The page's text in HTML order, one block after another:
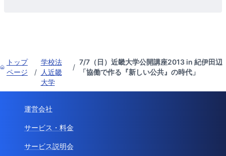
トップ
ページ
/
学校法
人近畿
大学
/
7/7（日）近畿大学公開講座2013 in 紀伊田辺
「協働で作る『新しい公共』の時代」
運営会社
サービス・料金
サービス説明会